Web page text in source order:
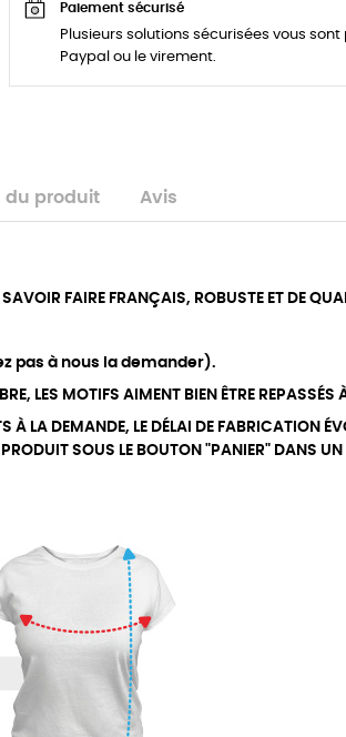
Paiement sécurisé
Plusieurs solutions sécurisées vous
Paypal ou le virement.
du produit Avis
FAIRE FRANÇAIS, ROBUSTE ET DE
pas à nous la demander).
LES MOTIFS AIMENT BIEN ÊTRE REPASSÉS
À LA DEMANDE, LE DÉLAI DE FABRICATION
SOUS LE BOUTON "PANIER" DANS UN